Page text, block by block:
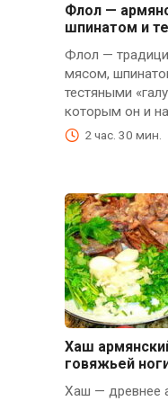
Флол —
шпинатом и
Флол —
мясом,
тестяными
которым он и
2 час. 30 мин.
Хаш
говяжьей
Хаш — древнее